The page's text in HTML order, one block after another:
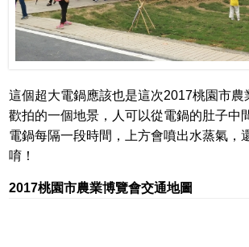
這個超大電鍋應該也是這次2017桃園市農
歡拍的一個地景，人可以從電鍋的肚子中
電鍋每隔一段時間，上方會噴出水蒸氣，
唷！
2017桃園市農業博覽會交通地圖